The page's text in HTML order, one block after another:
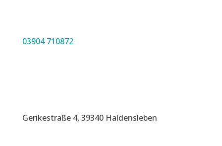
03904 710872
Gerikestraße 4, 39340 Haldensleben